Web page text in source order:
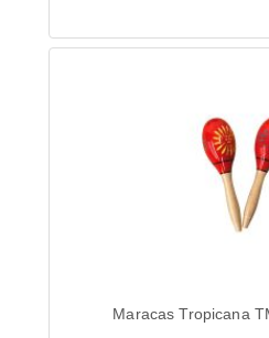
Maracas Tropicana